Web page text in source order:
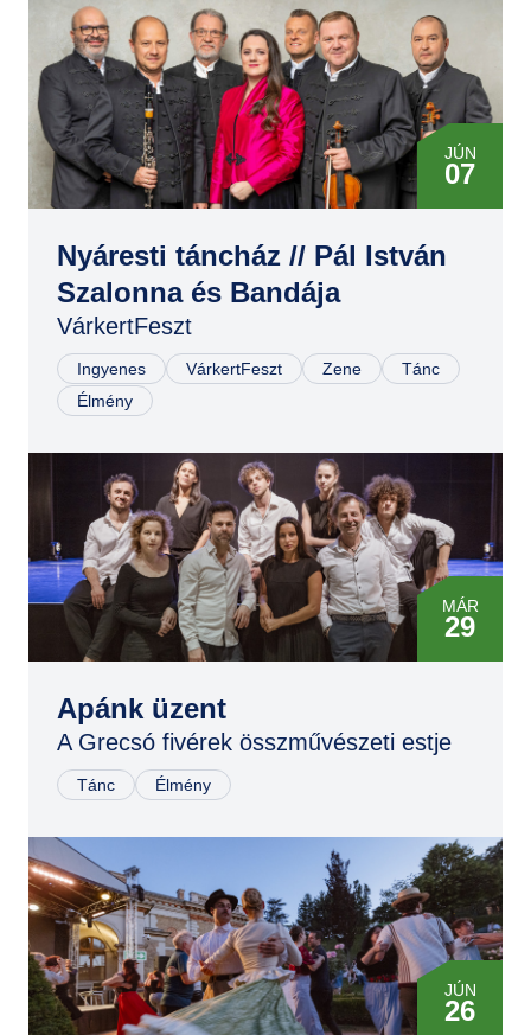
JÚN
07
Nyáresti táncház // Pál István
Szalonna és Bandája
VárkertFeszt
Ingyenes VárkertFeszt Zene
Tánc
Élmény
MÁR
29
DEC
29
MÁR
02
JÚN
08
Apánk üzent
A Grecsó fivérek összművészeti estje
Tánc Élmény
JÚN
26